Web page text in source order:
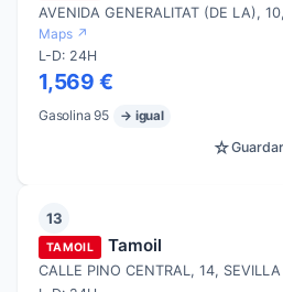
AVENIDA GENERALITAT (DE LA),
Maps ↗
L-D: 24H
1,569 €
Gasolina 95 → igual
☆Guardar
13
TAMOIL Tamoil
CALLE PINO CENTRAL, 14, SEVILLA